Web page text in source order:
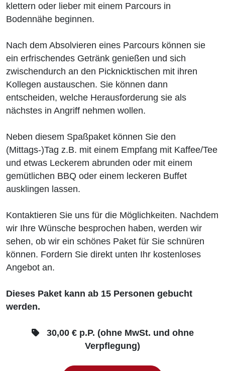
klettern oder lieber mit einem Parcours in
Bodennähe beginnen.
Nach dem Absolvieren eines Parcours können sie
ein erfrischendes Getränk genießen und sich
zwischendurch an den Picknicktischen mit ihren
Kollegen austauschen. Sie können dann
entscheiden, welche Herausforderung sie als
nächstes in Angriff nehmen wollen.
Neben diesem Spaßpaket können Sie den
(Mittags-)Tag z.B. mit einem Empfang mit Kaffee/Tee
und etwas Leckerem abrunden oder mit einem
gemütlichen BBQ oder einem leckeren Buffet
ausklingen lassen.
Kontaktieren Sie uns für die Möglichkeiten. Nachdem
wir Ihre Wünsche besprochen haben, werden wir
sehen, ob wir ein schönes Paket für Sie schnüren
können. Fordern Sie direkt unten Ihr kostenloses
Angebot an.
Dieses Paket kann ab 15 Personen gebucht
werden.
30,00 € p.P. (ohne MwSt. und ohne
Verpflegung)